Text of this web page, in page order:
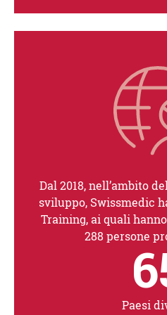
Dal 2018, nell’ambito
sviluppo, Swissmedic
Training, ai quali
288 persone
Paesi